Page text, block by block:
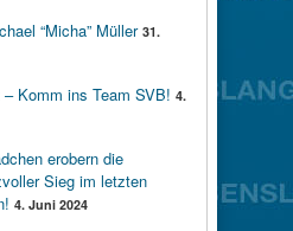
“Micha” Müller 31.
Komm ins Team SVB! 4.
erobern die
Sieg im letzten
4. Juni 2024